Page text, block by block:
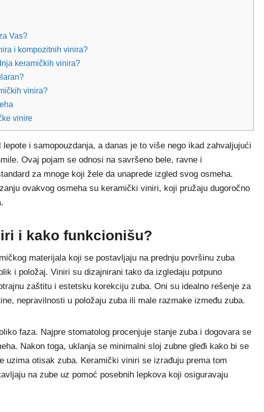
Vas?
i kompozitnih vinira?
keramičkih vinira?
vinira?
vinire
i samopouzdanja, a danas je to više nego ikad zahvaljujući
Ovaj pojam se odnosi na savršeno bele, ravne i
za mnoge koji žele da unaprede izgled svog osmeha.
ovakvog osmeha su keramički viniri, koji pružaju dugoročno
i kako funkcionišu?
materijala koji se postavljaju na prednju površinu zuba
i položaj. Viniri su dizajnirani tako da izgledaju potpuno
zaštitu i estetsku korekciju zuba. Oni su idealno rešenje za
nepravilnosti u položaju zuba ili male razmake između zuba.
faza. Najpre stomatolog procenjuje stanje zuba i dogovara se
Nakon toga, uklanja se minimalni sloj zubne gleđi kako bi se
uzima otisak zuba. Keramički viniri se izrađuju prema tom
na zube uz pomoć posebnih lepkova koji osiguravaju